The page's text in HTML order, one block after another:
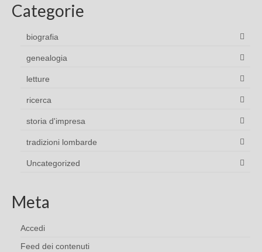
Categorie
biografia
genealogia
letture
ricerca
storia d'impresa
tradizioni lombarde
Uncategorized
Meta
Accedi
Feed dei contenuti